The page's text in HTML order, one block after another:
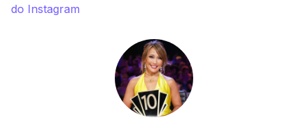
do Instagram